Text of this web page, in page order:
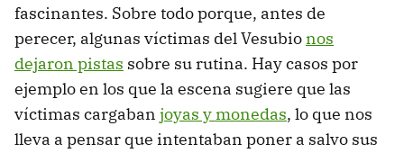
fascinantes. Sobre todo porque, antes de
perecer, algunas víctimas del Vesubionos
dejaron pistas sobre su rutina. Hay casos por
ejemplo en los que la escena sugiere que las
víctimas cargaban joyas y monedas, lo que nos
lleva a pensar que intentaban poner a salvo sus